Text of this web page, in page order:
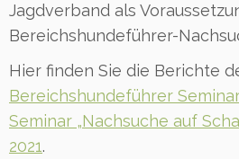
Jagdverband als
Bereichshundeführer-
Hier finden Sie die Berichte
Bereichshundeführer
Seminar „Nachsuche auf
2021.